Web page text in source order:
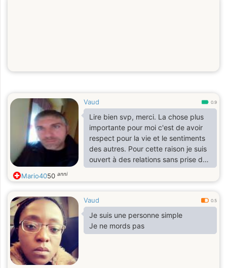
Vaud 0.9
Lire bien svp, merci. La chose plus
importante pour moi c'est de avoir
respect pour la vie et le sentiments
des autres. Pour cette raison je suis
ouvert à des relations sans prise de
tete. Encore marié, pour le moment
je me peux pas engager dans des
Pour le reste, je suis timide, sportif,
passioné et tender, je deteste les
menzonges et l'hypocrisie
Mario4050 anni
Vaud 0.5
Je suis une personne simple
Je ne mords pas